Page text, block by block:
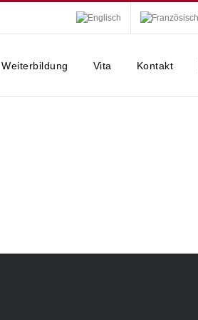
Weiterbildung Vita Kontakt